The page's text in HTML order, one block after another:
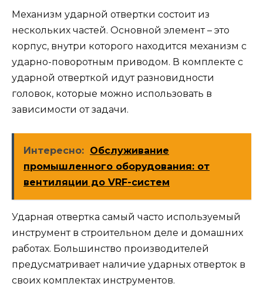
Механизм ударной отвертки состоит из
нескольких частей. Основной элемент – это
корпус, внутри которого находится механизм с
ударно-поворотным приводом. В комплекте с
ударной отверткой идут разновидности
головок, которые можно использовать в
зависимости от задачи.
Интересно: Обслуживание
промышленного оборудования: от
вентиляции до VRF-систем
Ударная отвертка самый часто используемый
инструмент в строительном деле и домашних
работах. Большинство производителей
предусматривает наличие ударных отверток в
своих комплектах инструментов.